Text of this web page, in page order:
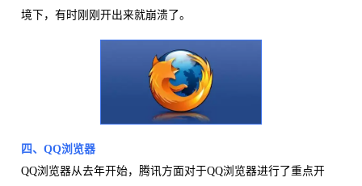
境下，有时刚刚开出来就崩溃了。
四、QQ浏览器
QQ浏览器从去年开始，腾讯方面对于QQ浏览器进行了重点开